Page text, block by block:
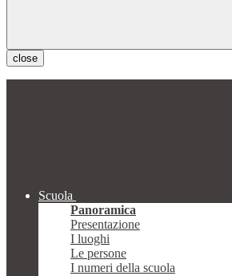
close
Scuola
Panoramica
Presentazione
I luoghi
Le persone
I numeri della scuola